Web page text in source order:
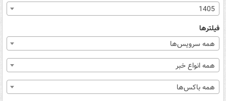
1405
فیلترها
همه سرویس‌ها
همه انواع خبر
همه باکس‌ها